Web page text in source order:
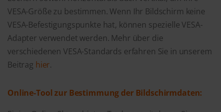
VESA-Größe zu bestimmen. Wenn Ihr Bildschirm keine
VESA-Befestigungspunkte hat, können spezielle VESA-
Adapter verwendet werden. Mehr über die
verschiedenen VESA-Standards erfahren Sie in unserem
Beitrag hier.
Online-Tool zur Bestimmung der Bildschirmdaten: